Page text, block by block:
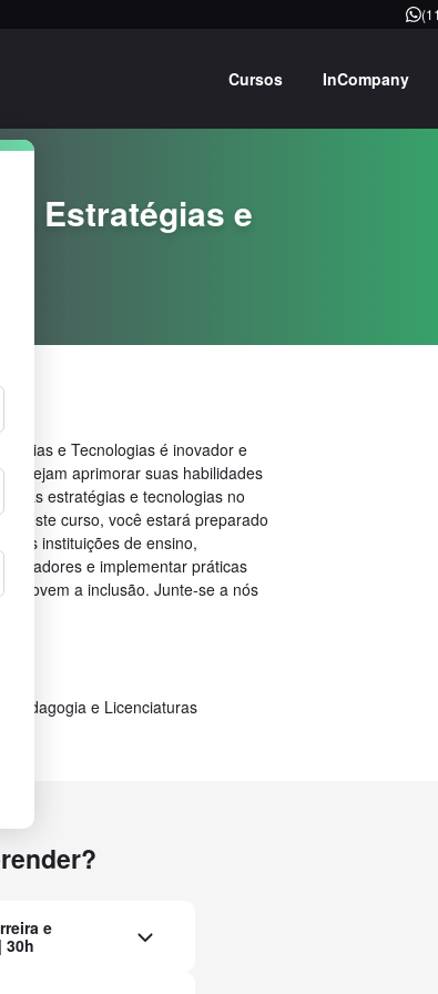
Cursos InCompany
Estratégias e
e Tecnologias é inovador e
aprimorar suas habilidades
estratégias e tecnologias no
este curso, você estará preparado
nas instituições de ensino,
inovadores e implementar práticas
a inclusão. Junte-se a nós
Pedagogia e Licenciaturas
e
30h